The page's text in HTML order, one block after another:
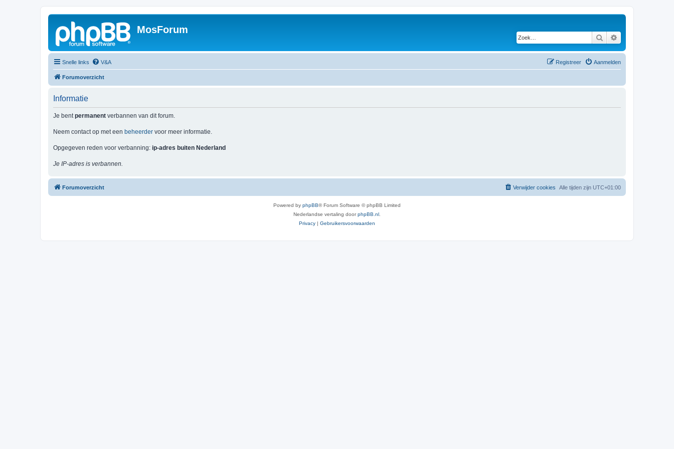
MosForum
Zoek
Snelle links V&A Aanmelden
Registreer
Forumoverzicht
Informatie
Je bentpermanent verbannen van dit forum.
Neem contact op met een beheerder voor meer informatie.
Opgegeven reden voor verbanning: ip-adres buiten Nederland
Je IP-adres is verbannen.
Forumoverzicht Alle tijden zijn UTC+01:00
Verwijder cookies
Powered by phpBB® Forum Software © phpBB Limited
Nederlandse vertaling doorphpBB.nl
Privacy | Gebruikersvoorwaarden